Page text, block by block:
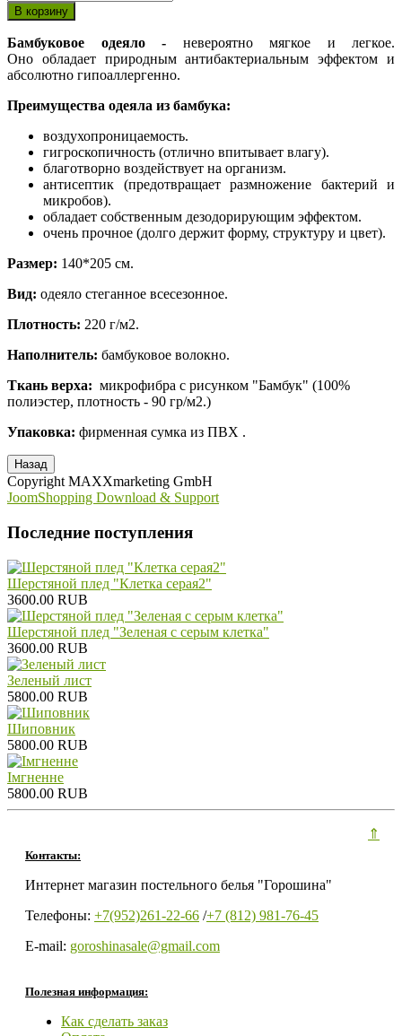
Бамбуковое одеяло - невероятно мягкое и легкое.
Оно обладает природным антибактериальным эффектом и
абсолютно гипоаллергенно.
Преимущества одеяла из бамбука:
воздухопроницаемость.
гигроскопичность (отлично впитывает влагу).
благотворно воздействует на организм.
антисептик (предотвращает размножение бактерий и
микробов).
обладает собственным дезодорирующим эффектом.
очень прочное (долго держит форму, структуру и цвет).
Размер: 140*205 см.
Вид: одеяло стеганное всесезонное.
Плотность: 220 г/м2.
Наполнитель: бамбуковое волокно.
Ткань верха: микрофибра с рисунком "Бамбук" (100%
полиэстер, плотность - 90 гр/м2.)
Упаковка: фирменная сумка из ПВХ .
Copyright MAXXmarketing GmbH
JoomShopping Download & Support
Последние поступления
Шерстяной плед "Клетка серая2"
3600.00 RUB
Шерстяной плед "Зеленая с серым клетка"
3600.00 RUB
Зеленый лист
5800.00 RUB
Шиповник
5800.00 RUB
Iмгненне
5800.00 RUB
Контакты:
Интернет магазин постельного белья "Горошина"
Телефоны: +7(952)261-22-66 /+7 (812) 981-76-45
E-mail: goroshinasale@gmail.com
Полезная информация:
Как сделать заказ
⇑